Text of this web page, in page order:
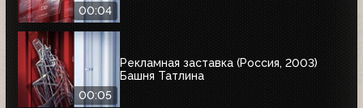
00:04
00:05
Рекламная заставка (Россия, 2003)
Башня Татлина